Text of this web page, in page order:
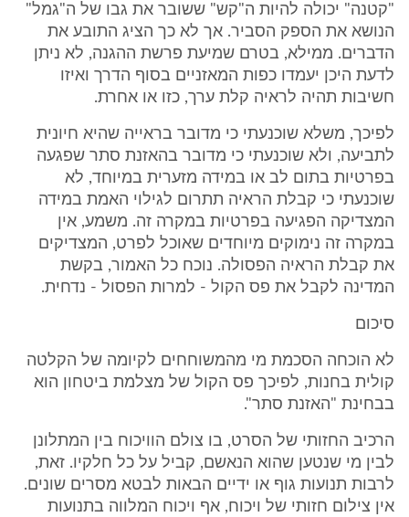
"קטנה" יכולה להיות ה"קש" ששובר את גבו של ה"גמל"
הנושא את הספק הסביר. אך לא כך הציג התובע את
הדברים. ממילא, בטרם שמיעת פרשת ההגנה, לא ניתן
לדעת היכן יעמדו כפות המאזניים בסוף הדרך ואיזו
חשיבות תהיה לראיה קלת ערך, כזו או אחרת.
לפיכך, משלא שוכנעתי כי מדובר בראייה שהיא חיונית
לתביעה, ולא שוכנעתי כי מדובר בהאזנת סתר שפגעה
בפרטיות בתום לב או במידה מזערית במיוחד, לא
שוכנעתי כי קבלת הראיה תתרום לגילוי האמת במידה
המצדיקה הפגיעה בפרטיות במקרה זה. משמע, אין
במקרה זה נימוקים מיוחדים שאוכל לפרט, המצדיקים
את קבלת הראיה הפסולה. נוכח כל האמור, בקשת
המדינה לקבל את פס הקול - למרות הפסול - נדחית.
סיכום
לא הוכחה הסכמת מי מהמשוחחים לקיומה של הקלטה
קולית בחנות, לפיכך פס הקול של מצלמת ביטחון הוא
בבחינת "האזנת סתר".
הרכיב החזותי של הסרט, בו צולם הוויכוח בין המתלונן
לבין מי שנטען שהוא הנאשם, קביל על כל חלקיו. זאת,
לרבות תנועות גוף או ידיים הבאות לבטא מסרים שונים.
אין צילום חזותי של ויכוח, אף ויכוח המלווה בתנועות